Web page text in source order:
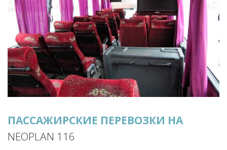
ПАССАЖИРСКИЕ ПЕРЕВОЗКИ НА
NEOPLAN 116